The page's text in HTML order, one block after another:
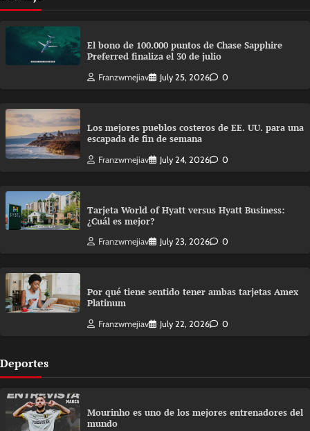
El bono de 100.000 puntos de Chase Sapphire
Preferred finaliza el 30 de julio
Franzwmejiav July 25, 2026 0
Los mejores pueblos costeros de EE. UU. para una
escapada de fin de semana
Franzwmejiav July 24, 2026 0
Tarjeta World of Hyatt versus Hyatt Business:
¿Cuál es mejor?
Franzwmejiav July 23, 2026 0
Por qué tiene sentido tener ambas tarjetas Amex
Platinum
Franzwmejiav July 22, 2026 0
Deportes
Mourinho es uno de los mejores entrenadores del
mundo